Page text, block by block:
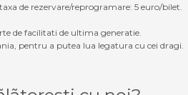
de rezervare/reprogramare: 5 euro/bilet.
de facilitati de ultima generatie.
pentru a putea lua legatura cu cei dragi.